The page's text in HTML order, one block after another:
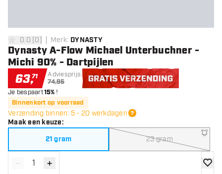
0 score sterren
0.0 [0] Merk: DYNASTY
Dynasty A-Flow Michael Unterbuchner -
Michi 90% - Dartpijlen
63,71 Adviesprijs:
74,95
Je bespaart15% !
Binnenkort op voorraad
Verzending binnen: 5 - 20 werkdagen
Maak een keuze:
21 gram
23 gram
Verminder hoeveelheid
- Verhoog hoeveelheid
+